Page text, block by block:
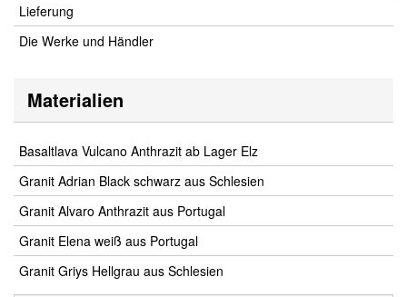
Lieferung
Die Werke und Händler
Materialien
Basaltlava Vulcano Anthrazit ab Lager Elz
Granit Adrian Black schwarz aus Schlesien
Granit Alvaro Anthrazit aus Portugal
Granit Elena weiß aus Portugal
Granit Griys Hellgrau aus Schlesien